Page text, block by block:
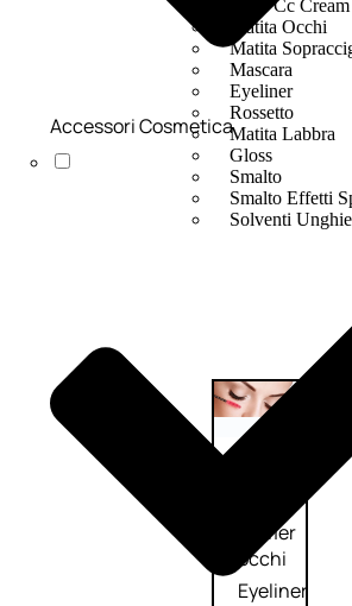
Bb E Cc Cream
Matita Occhi
Matita
Mascara
Eyeliner
Rossetto
Matita Labbra
Gloss
Smalto
Smalto Effetti
Solventi Unghie
Primer
occhi
Eyeliner
Accessori Cosmetica